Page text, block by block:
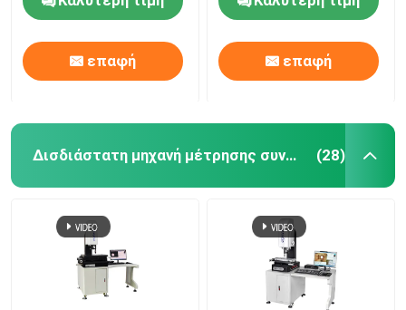
Μέτρησης με Βάση
από Γρανίτη
επαφή
μέτρηση
επαφή
Δισδιάστατη μηχανή μέτρησης συντεταγμένων (28)